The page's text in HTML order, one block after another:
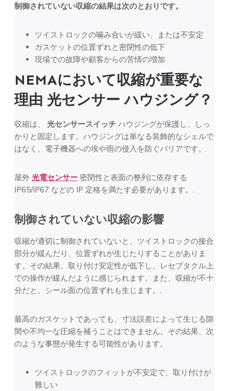
制御されていない収縮の結果は次のとおりです。
ツイストロックの噛み合いが緩い、または不安定
ガスケットの位置ずれと密閉性の低下
現場での故障や顧客からの苦情の増加
NEMAにおいて収縮が重要な
理由 光センサー ハウジング？
収縮は、 光センサースイッチ ハウジングが保護し、しっ
かりと固定します。ハウジングは単なる装飾的なシェルで
はなく、電子機器への埃や雨の侵入を防ぐバリアです。.
屋外 光電センサー 密閉性と表面の整列に依存する
IP65/IP67 などの IP 定格を満たす必要があります。.
制御されていない収縮の影響
収縮が適切に制御されていないと、ツイストロックの接合
部分が緩んだり、位置ずれが生じたりすることがありま
す。その結果、取り付け安定性が低下し、レセプタクル上
での操作が緩んだように感じられます。また、収縮が不十
分だと、シール面の位置ずれも生じます。.
最高のガスケットであっても、寸法誤差によって生じる隙
間や不均一な圧縮を補うことはできません。その結果、次
のような事態が発生する可能性があります。
ツイストロックのフィットが不安定で、取り付けが
難しい